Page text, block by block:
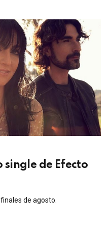
single de Efecto
de agosto.